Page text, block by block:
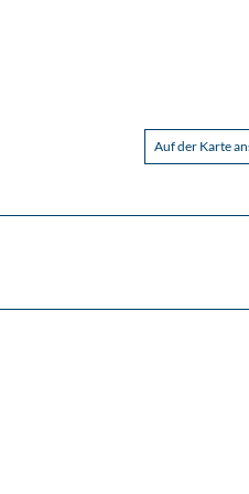
Auf der Karte